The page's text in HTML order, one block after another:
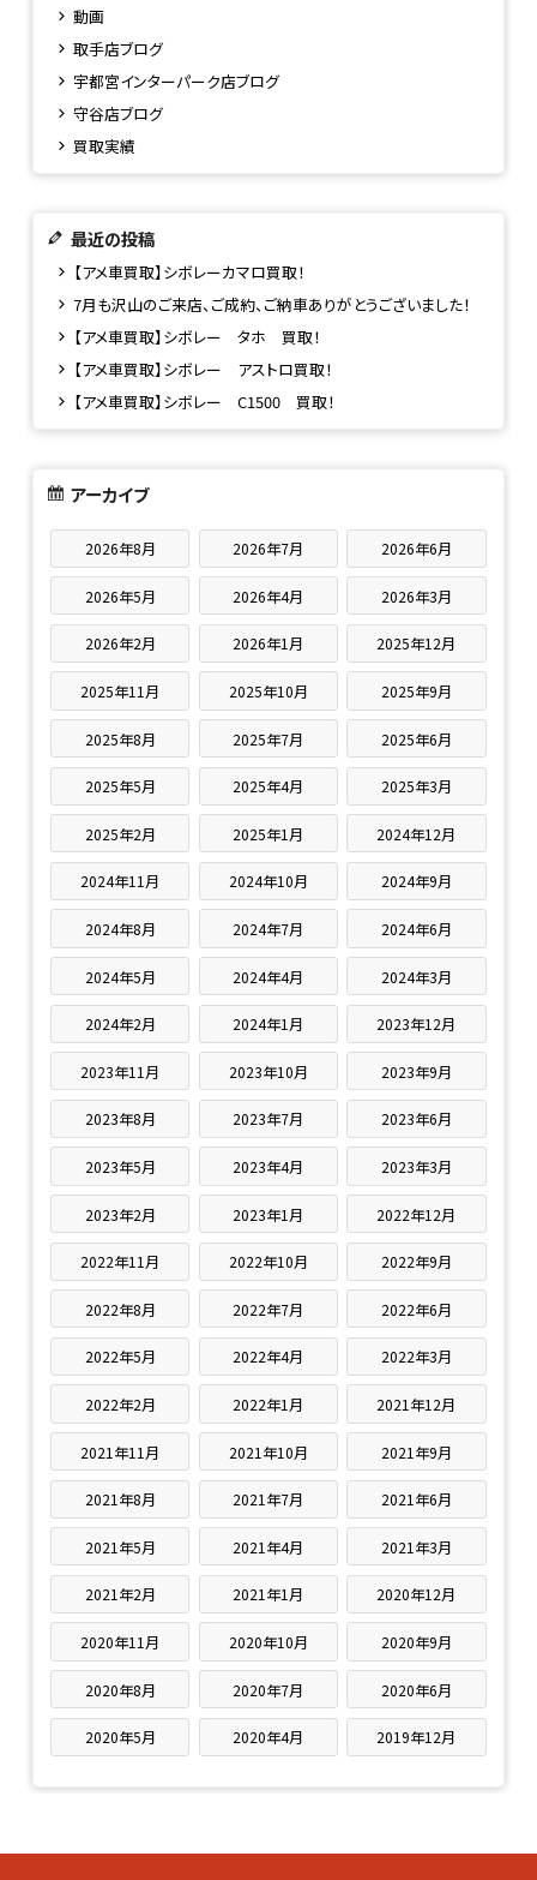
動画
取手店ブログ
宇都宮インターパーク店ブログ
守谷店ブログ
買取実績
最近の投稿
【アメ車買取】シボレーカマロ買取！
7月も沢山のご来店、ご成約、ご納車ありがとうございました！
【アメ車買取】シボレー タホ 買取！
【アメ車買取】シボレー アストロ買取！
【アメ車買取】シボレー C1500 買取！
アーカイブ
2026年8月 2026年7月 2026年6月
2026年5月 2026年4月 2026年3月
2026年2月 2026年1月 2025年12月
2025年11月 2025年10月 2025年9月
2025年8月 2025年7月 2025年6月
2025年5月 2025年4月 2025年3月
2025年2月 2025年1月 2024年12月
2024年11月 2024年10月 2024年9月
2024年8月 2024年7月 2024年6月
2024年5月 2024年4月 2024年3月
2024年2月 2024年1月 2023年12月
2023年11月 2023年10月 2023年9月
2023年8月 2023年7月 2023年6月
2023年5月 2023年4月 2023年3月
2023年2月 2023年1月 2022年12月
2022年11月 2022年10月 2022年9月
2022年8月 2022年7月 2022年6月
2022年5月 2022年4月 2022年3月
2022年2月 2022年1月 2021年12月
2021年11月 2021年10月 2021年9月
2021年8月 2021年7月 2021年6月
2021年5月 2021年4月 2021年3月
2021年2月 2021年1月 2020年12月
2020年11月 2020年10月 2020年9月
2020年8月 2020年7月 2020年6月
2020年5月 2020年4月 2019年12月